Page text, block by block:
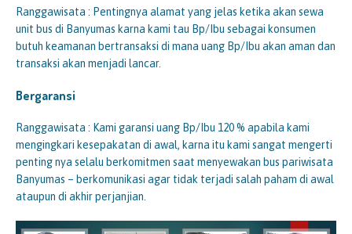
Ranggawisata : Pentingnya alamat yang jelas ketika akan sewa
unit bus di Banyumas karna kami tau Bp/Ibu sebagai konsumen
butuh keamanan bertransaksi di mana uang Bp/Ibu akan aman dan
transaksi akan menjadi lancar.
Bergaransi
Ranggawisata : Kami garansi uang Bp/Ibu 120 % apabila kami
mengingkari kesepakatan di awal, karna itu kami sangat mengerti
penting nya selalu berkomitmen saat menyewakan bus pariwisata
Banyumas – berkomunikasi agar tidak terjadi salah paham di awal
ataupun di akhir perjanjian.